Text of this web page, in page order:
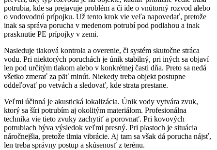
potrubia, kde sa prejavuje problém a či ide o vnútorný rozvod alebo
o vodovodnú prípojku. Už tento krok vie veľa napovedať, pretože
inak sa správa porucha v medenom potrubí pod podlahou a inak
prasknutie PE prípojky v zemi.
Nasleduje tlaková kontrola a overenie, či systém skutočne stráca
vodu. Pri niektorých poruchách je únik stabilný, pri iných sa objaví
len pod určitým tlakom alebo v konkrétnej časti dňa. Preto sa nedá
všetko zmerať za päť minút. Niekedy treba objekt postupne
oddeľovať po vetvách a sledovať, kde strata prestane.
Veľmi účinná je akustická lokalizácia. Únik vody vytvára zvuk,
ktorý sa šíri potrubím aj okolitým materiálom. Profesionálna
technika vie tieto zvuky zachytiť a porovnať. Pri kovových
potrubiach býva výsledok veľmi presný. Pri plastoch je situácia
náročnejšia, pretože tlmia vibrácie. Aj tam sa však dá porucha nájsť,
len treba správny postup a skúsenosť z terénu.